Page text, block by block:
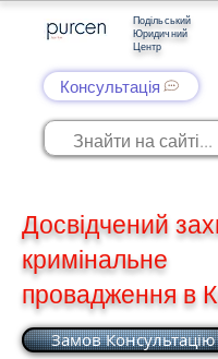
Подільський
Юридичний
Центр
Консультація
Досвідчений
кримінальне
провадження в
Замов Консультацію